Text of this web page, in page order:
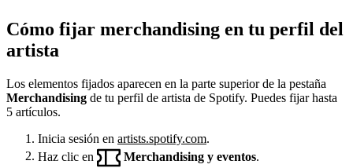
Cómo fijar merchandising en tu perfil del
artista
Los elementos fijados aparecen en la parte superior de la pestaña
Merchandising de tu perfil de artista de Spotify. Puedes fijar hasta
5 artículos.
Inicia sesión en artists.spotify.com.
Haz clic en
Merchandising y eventos